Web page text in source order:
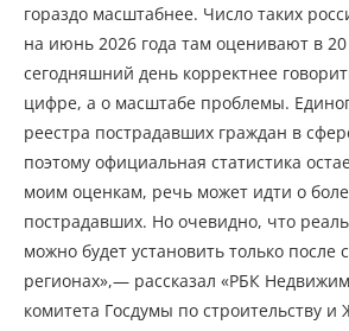
гораздо масштабнее. Число таких
на июнь 2026 года там оценивают в
сегодняшний день корректнее
цифре, а о масштабе проблемы.
реестра пострадавших граждан в
поэтому официальная статистика
моим оценкам, речь может идти о
пострадавших. Но очевидно, что
можно будет установить только после
регионах»,— рассказал «РБК
комитета Госдумы по строительству и